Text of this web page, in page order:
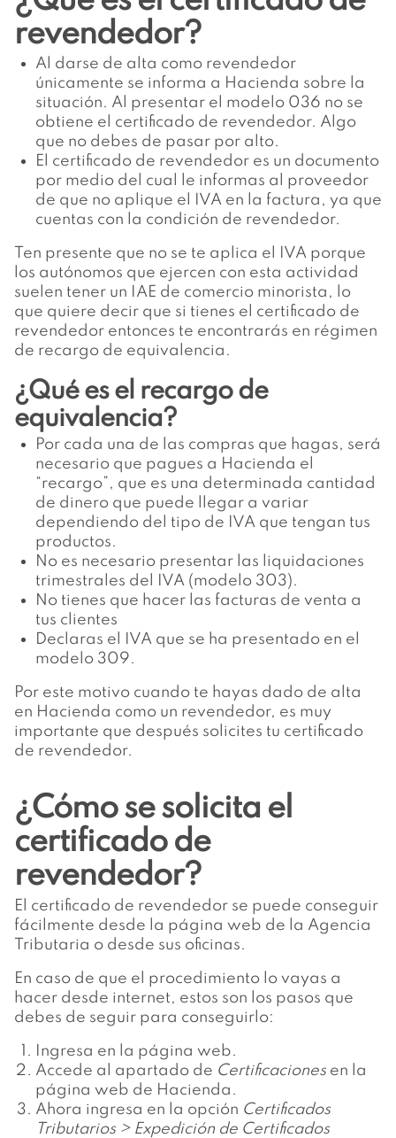
revendedor?
Al darse de alta como revendedor
únicamente se informa a Hacienda sobre la
situación. Al presentar el modelo 036 no se
obtiene el certificado de revendedor. Algo
que no debes de pasar por alto.
El certificado de revendedor es un documento
por medio del cual le informas al proveedor
de que no aplique el IVA en la factura, ya que
cuentas con la condición de revendedor.
Ten presente que no se te aplica el IVA porque
los autónomos que ejercen con esta actividad
suelen tener un IAE de comercio minorista, lo
que quiere decir que si tienes el certificado de
revendedor entonces te encontrarás en régimen
de recargo de equivalencia.
¿Qué es el recargo de
equivalencia?
Por cada una de las compras que hagas, será
necesario que pagues a Hacienda el
“recargo”, que es una determinada cantidad
de dinero que puede llegar a variar
dependiendo del tipo de IVA que tengan tus
productos.
No es necesario presentar las liquidaciones
trimestrales del IVA (modelo 303).
No tienes que hacer las facturas de venta a
tus clientes
Declaras el IVA que se ha presentado en el
modelo 309.
Por este motivo cuando te hayas dado de alta
en Hacienda como un revendedor, es muy
importante que después solicites tu certificado
de revendedor.
¿Cómo se solicita el
certificado de
revendedor?
El certificado de revendedor se puede conseguir
fácilmente desde la página web de la Agencia
Tributaria o desde sus oficinas.
En caso de que el procedimiento lo vayas a
hacer desde internet, estos son los pasos que
debes de seguir para conseguirlo:
Ingresa en la página web.
Accede al apartado de Certificaciones en la
página web de Hacienda.
Ahora ingresa en la opción Certificados
Tributarios > Expedición de Certificados